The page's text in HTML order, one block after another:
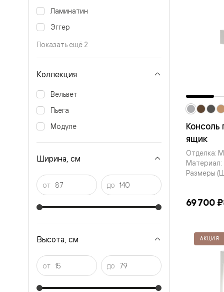
Формато
Прайм
Фрэйм
Альба
Дюна
Рокка
Антик
Нео
Париж
Центро
Классик
Маскот
Эссе
Ламинатин
Эггер
Показать ещё 2
Коллекция
Вельвет
Пьега
Модуле
Ширина, см
от до
Высота, см
от до
Консоль
ящик
Отделка:
Материал:
Размеры
69 700 ₽
АКЦИЯ